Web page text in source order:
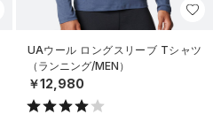
UAウール ロングスリーブ Tシャツ
（ランニング/MEN）
￥12,980